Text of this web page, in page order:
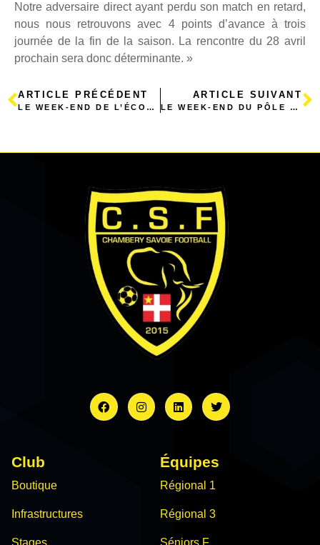
Notre adversaire direct ayant perdu son match en retard,
nous nous retrouvons avec 4 points d’avance à trois
journée de la fin de la saison. La rencontre du 28 avril
prochain sera donc déterminante. »
ARTICLE PRÉCÉDENT
LE WEEK-END DE L’ÉCOLE DE FOOT
ARTICLE SUIVANT
LE WEEK-END DU PÔLE FORMATION
Club
Boutique
Infrastructures
Équipes
Régional 1
Régional 3